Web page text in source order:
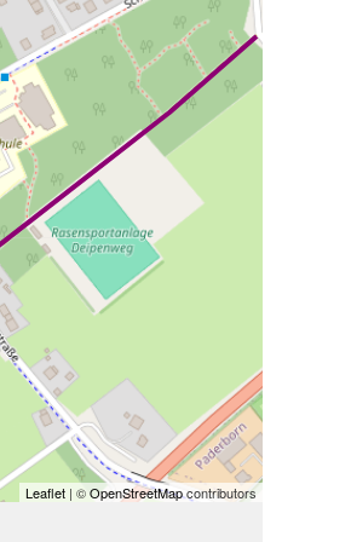
Leaflet| ©OpenStreetMapcontributors